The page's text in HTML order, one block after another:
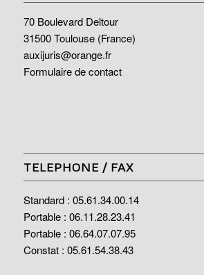
70 Boulevard Deltour
31500 Toulouse (France)
auxijuris@orange.fr
Formulaire de contact
TELEPHONE / FAX
Standard : 05.61.34.00.14
Portable : 06.11.28.23.41
Portable : 06.64.07.07.95
Constat : 05.61.54.38.43